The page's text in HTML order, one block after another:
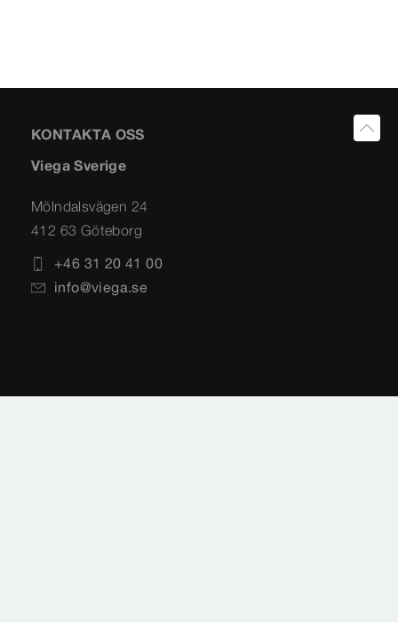
KONTAKTA OSS
Viega Sverige
Mölndalsvägen 24
412 63 Göteborg
+46 31 20 41 00
info@viega.se